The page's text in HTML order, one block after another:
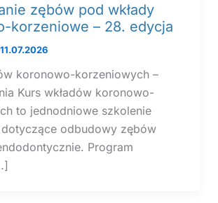
zębów pod wkłady
korzeniowe – 28. edycja
11.07.2026
koronowo-korzeniowych –
Kurs wkładów koronowo-
to jednodniowe szkolenie
odbudowy zębów
Program